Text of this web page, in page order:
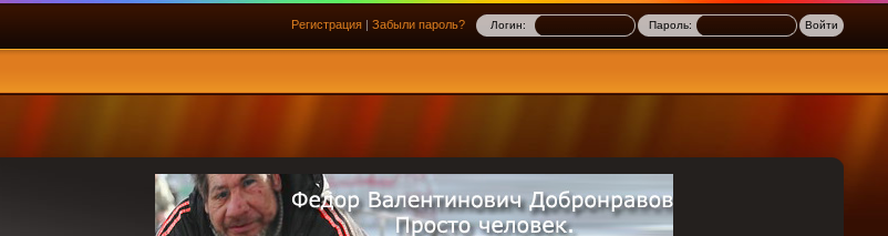
Регистрация| Забыли пароль? Логин: Пароль: